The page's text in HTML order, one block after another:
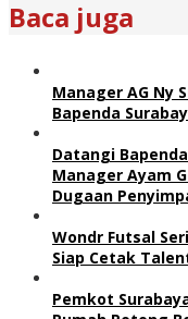
Baca juga
Manager AG Ny
Bapenda
Datangi
Manager Ayam
Dugaan
Wondr Futsal
Siap Cetak
Pemkot